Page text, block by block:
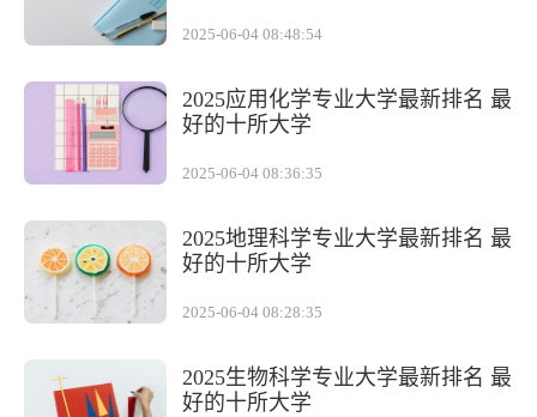
2025-06-04 08:48:54
2025应用化学专业大学最新排名 最
好的十所大学
2025-06-04 08:36:35
2025地理科学专业大学最新排名 最
好的十所大学
2025-06-04 08:28:35
2025生物科学专业大学最新排名 最
好的十所大学